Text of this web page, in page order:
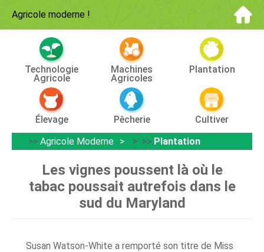
Agricole moderne !
Technologie
Agricole
Machines
Agricoles
Plantation
Élevage Pêcherie
Cultiver
>> Agricole Moderne > >> Plantation
Les vignes poussent là où le
tabac poussait autrefois dans le
sud du Maryland
Susan Watson-White a remporté son titre de Miss